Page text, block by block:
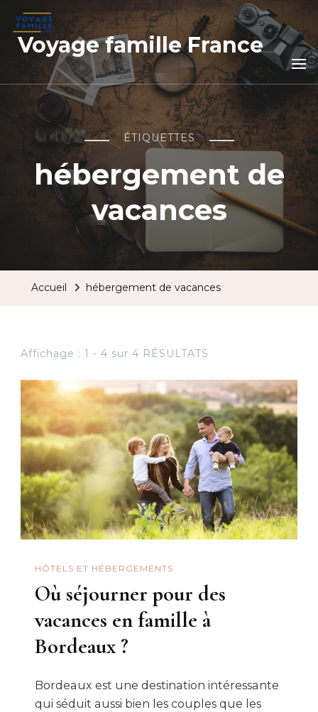
Voyage famille France
ÉTIQUETTES
hébergement de
vacances
Accueil hébergement de vacances
Affichage : 1 - 4 sur 4 RÉSULTATS
HÔTELS ET HÉBERGEMENTS
Où séjourner pour des
vacances en famille à
Bordeaux ?
Bordeaux est une destination intéressante
qui séduit aussi bien les couples que les